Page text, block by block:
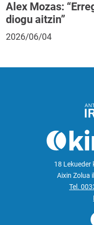
Alex Mozas:
diogu aitzin”
2026/06/04
18 Lekueder
Aixin Zolua
Tel.